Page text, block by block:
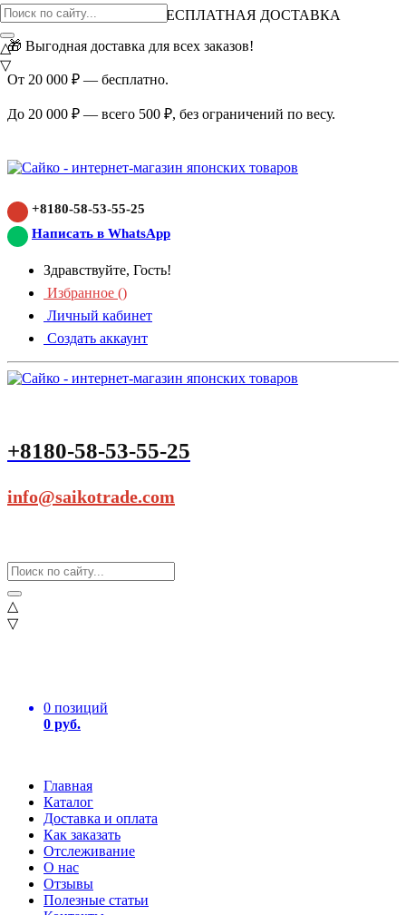
ВНИМАНИЕ АКЦИЯ!
БЕСПЛАТНАЯ ДОСТАВКА
🎁 Выгодная доставка для всех заказов!
От 20 000 ₽ — бесплатно.
До 20 000 ₽ — всего 500 ₽, без ограничений по весу.
+8180-58-53-55-25
Написать в WhatsApp
Здравствуйте, Гость!
Избранное ()
Личный кабинет
Создать аккаунт
+8180-58-53-55-25
info@saikotrade.com
△
▽
0 позиций
0 руб.
Главная
Каталог
Доставка и оплата
Как заказать
Отслеживание
О нас
Отзывы
Полезные статьи
△
▽